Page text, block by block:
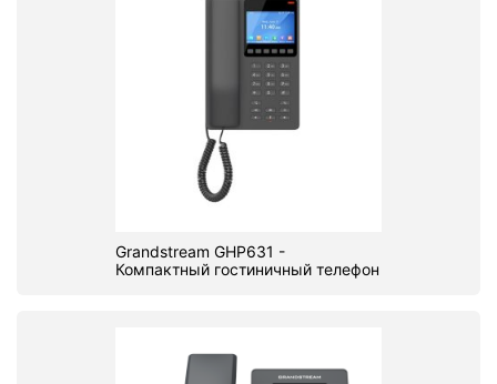
Grandstream GHP631 -
Компактный гостиничный телефон